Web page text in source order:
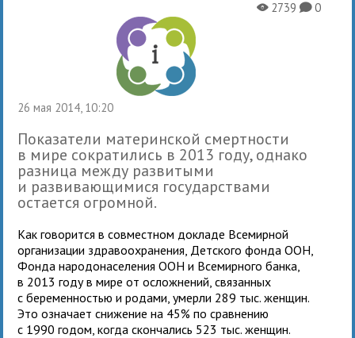
26 мая 2014, 10:20
X2739K0
Показатели материнской смертности
в мире сократились в 2013 году, однако
разница между развитыми
и развивающимися государствами
остается огромной.
Как говорится в совместном докладе Всемирной
организации здравоохранения, Детского фонда ООН,
Фонда народонаселения ООН и Всемирного банка,
в 2013 году в мире от осложнений, связанных
с беременностью и родами, умерли 289 тыс. женщин.
Это означает снижение на 45% по сравнению
с 1990 годом, когда скончались 523 тыс. женщин.